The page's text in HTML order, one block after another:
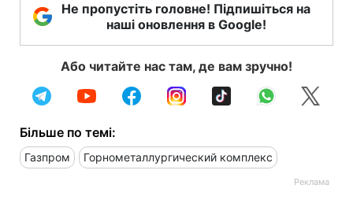
Не пропустіть головне! Підпишіться на
наші оновлення в Google!
Або читайте нас там, де вам зручно!
Більше по темі:
Газпром Горнометаллургический комплекс